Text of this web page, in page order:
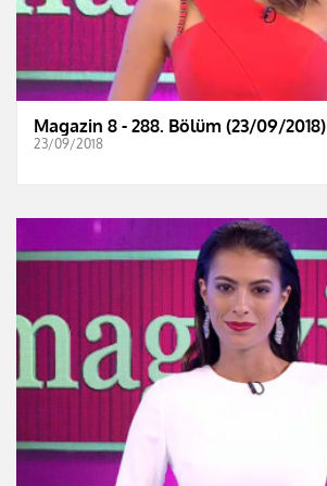
Magazin 8 - 288. Bölüm (23/09/2018)
23/09/2018